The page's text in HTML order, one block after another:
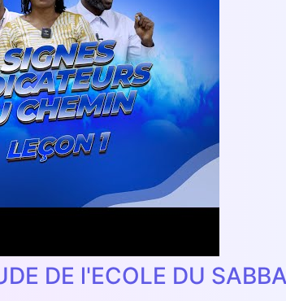
DE l'ECOLE DU